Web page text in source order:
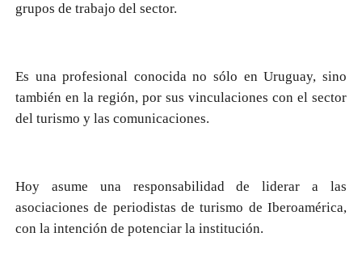
grupos de trabajo del sector.
Es una profesional conocida no sólo en Uruguay, sino
también en la región, por sus vinculaciones con el sector
del turismo y las comunicaciones.
Hoy asume una responsabilidad de liderar a las
asociaciones de periodistas de turismo de Iberoamérica,
con la intención de potenciar la institución.